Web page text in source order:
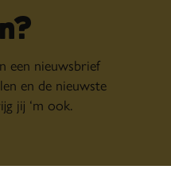
een nieuwsbrief
en de nieuwste
jij ‘m ook.